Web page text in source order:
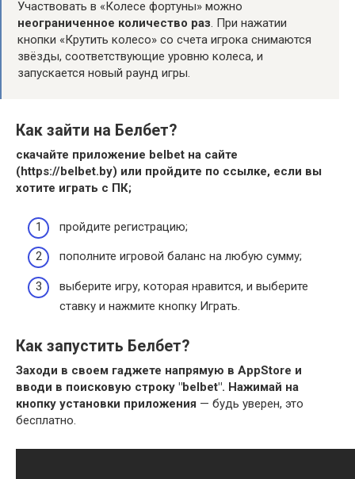
Участвовать в «Колесе фортуны» можно
неограниченное количество раз. При нажатии
кнопки «Крутить колесо» со счета игрока снимаются
звёзды, соответствующие уровню колеса, и
запускается новый раунд игры.
Как зайти на Белбет?
скачайте приложение belbet на сайте
(https://belbet.by) или пройдите по ссылке, если вы
хотите играть с ПК;
пройдите регистрацию;
пополните игровой баланс на любую сумму;
выберите игру, которая нравится, и выберите
ставку и нажмите кнопку Играть.
Как запустить Белбет?
Заходи в своем гаджете напрямую в AppStore и
вводи в поисковую строку "belbet". Нажимай на
кнопку установки приложения — будь уверен, это
бесплатно.